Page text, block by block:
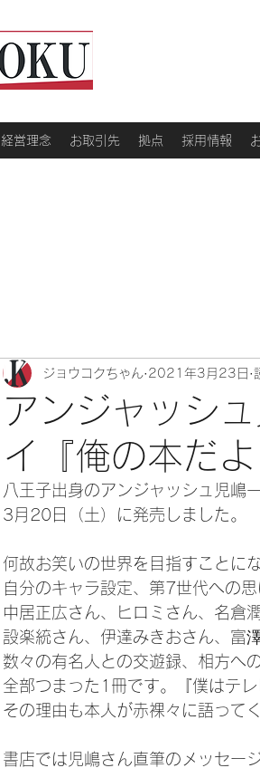
経営理念 お取引先 拠点 採用情報
アンジャッシ
イ『俺の本だ
ジョウコクちゃん 2021年3月23日
八王子出身のアンジャッシュ児嶋
3月20日（土）に発売しました。
何故お笑いの世界を目指すことに
自分のキャラ設定、第7世代への
中居正広さん、ヒロミさん、名倉
設楽統さん、伊達みきおさん、富
数々の有名人との交遊録、相方へ
全部つまった1冊です。『僕はテ
その理由も本人が赤裸々に語って
書店では児嶋さん直筆のメッセー